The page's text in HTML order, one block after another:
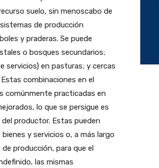
suelo, sin menoscabo de
de producción
y praderas. Se puede
o bosques secundarios;
servicios) en pasturas; y cercas
combinaciones en el
comúnmente practicadas en
lo que se persigue es
productor. Estas pueden
y servicios o, a más largo
producción, para que el
las mismas